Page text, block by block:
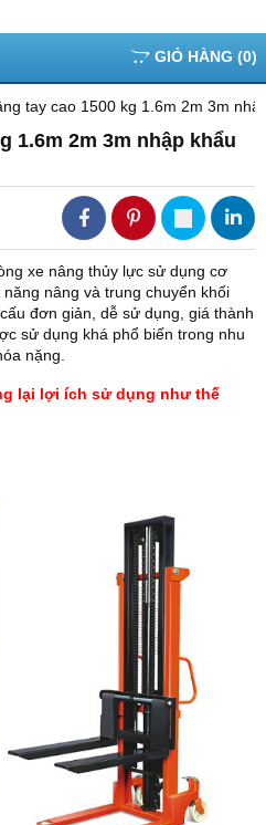
GIỎ HÀNG (0)
tay cao 1500 kg 1.6m 2m 3m
1.6m 2m 3m nhập khẩu
xe nâng thủy lực sử dụng cơ
nâng và trung chuyển khối
đơn giản, dễ sử dụng, giá thành
sử dụng khá phổ biến trong nhu
nặng.
lại lợi ích sử dụng như thế